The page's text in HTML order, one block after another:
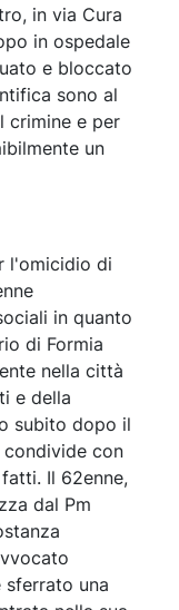
in via Cura
in ospedale
e bloccato
sono al
crimine e per
un
l'omicidio di
in quanto
di Formia
nella città
e della
subito dopo il
con
Il 62enne,
dal Pm
sferrato una